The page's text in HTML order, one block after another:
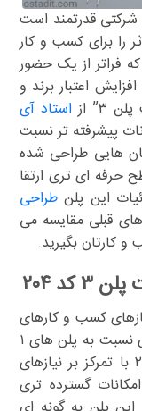
یک وبسایت شرکتی قدرتمند است
را برای کسب و کار
فراتر از یک حضور
اعتبار برند و
از
استاد آی
پیشرفته تر نسبت
هایی طراحی شده
حرفه ای تری ارتقا
این پلن طراحی
قبلی مقایسه می
و کارتان بگیرید.
۲۰۴
با تمرکز بر نیازهای کسب و کارهای
متوسط و رو به رشد، امکانات گسترده تری نسبت به پلن های ۱
و ۲ دارد این پلن طراحی سایت شرکتی ۲ با تمرکز بر نیازهای
گسترده تری